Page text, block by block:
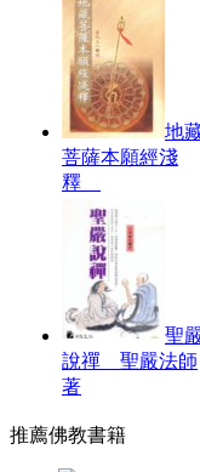
地
菩薩本願經淺
釋
聖
說禪 聖嚴法師
著
推薦佛教書籍